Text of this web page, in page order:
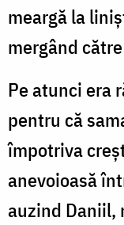
meargă la
mergând
Pe atunci era
pentru că
împotriva
anevoioasă
auzind Daniil,